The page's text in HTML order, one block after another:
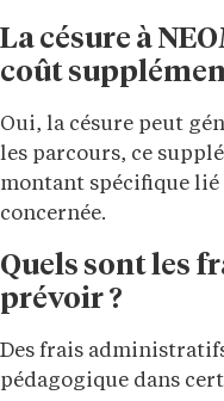
La césure à
coût
Oui, la césure peut
les parcours, ce
montant spécifique lié
concernée.
Quels sont les
prévoir ?
Des frais
pédagogique dans